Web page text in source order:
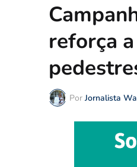
reforça
Por Jornalista